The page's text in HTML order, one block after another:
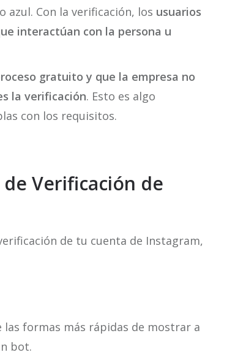
azul. Con la verificación, los usuarios
interactúan con la persona u
gratuito y que la empresa no
la verificación. Esto es algo
con los requisitos.
Verificación de
de tu cuenta de Instagram,
las formas más rápidas de mostrar a
bot.